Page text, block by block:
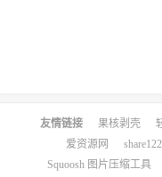
友情链接 果核剥壳
爱资源网
Squoosh 图片压缩工具